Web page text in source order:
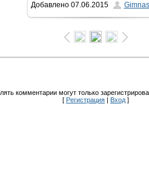
1600x1063/ 204.8Kb
Добавлено07.06.2015
комментарии могут только
[ Регистрация Вход]